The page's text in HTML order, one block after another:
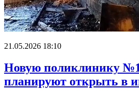
21.05.2026 18:10
Новую поликлинику
планируют открыть в